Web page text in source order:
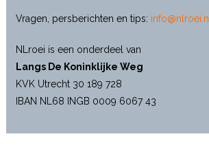
Vragen, persberichten en tips: info@nlroei.nl
NLroei is een onderdeel van
Langs De Koninklijke Weg
KVK Utrecht 30 189 728
IBAN NL68 INGB 0009 6067 43